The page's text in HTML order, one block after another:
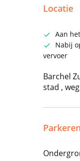
Locatie
Aan
Nabij
vervoer
Barchel
stad ,